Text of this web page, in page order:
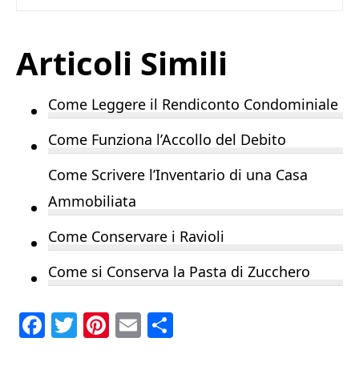
Articoli Simili
Come Leggere il Rendiconto Condominiale
Come Funziona l’Accollo del Debito
Come Scrivere l’Inventario di una Casa
Ammobiliata
Come Conservare i Ravioli
Come si Conserva la Pasta di Zucchero
F
a
T
w
Pi
n
E
m